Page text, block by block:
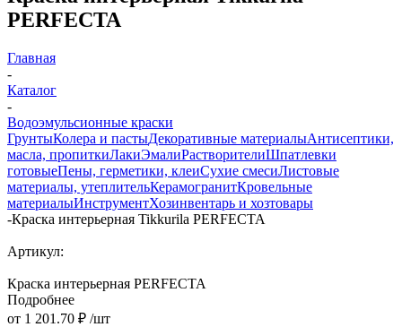
PERFECTA
Главная
-
Каталог
-
Водоэмульсионные краски
ГрунтыКолера и пастыДекоративные материалыАнтисептики,
масла, пропиткиЛакиЭмалиРастворителиШпатлевки
готовыеПены, герметики, клеиСухие смесиЛистовые
материалы, утеплительКерамогранитКровельные
материалыИнструментХозинвентарь и хозтовары
-Краска интерьерная Tikkurila PERFECTA
Артикул:
Краска интерьерная PERFECTA
Подробнее
от 1 201.70 ₽ /шт